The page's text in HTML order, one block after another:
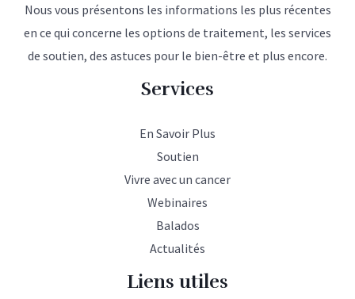
Nous vous présentons les informations les plus récentes
en ce qui concerne les options de traitement, les services
de soutien, des astuces pour le bien-être et plus encore.
Services
En Savoir Plus
Soutien
Vivre avec un cancer
Webinaires
Balados
Actualités
Liens utiles